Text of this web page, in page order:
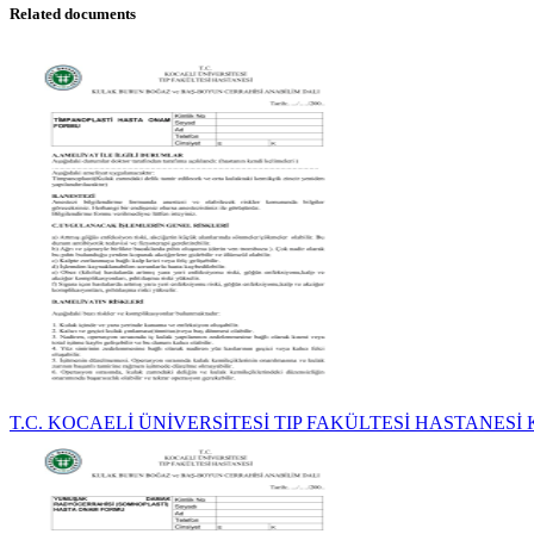
Related documents
T.C. KOCAELİ ÜNİVERSİTESİ TIP FAKÜLTESİ HASTANESİ